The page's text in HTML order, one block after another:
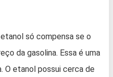
só compensa se o
da gasolina. Essa é uma
O etanol possui cerca de